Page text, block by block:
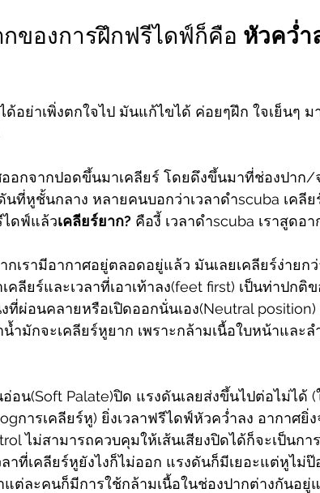
ของการฝึกฟรีไดฟ์ก็คือ หัวคว่ำ
ด้อย่าเพิ่งตกใจไป มันแก้ไขได้ ค่อยๆฝึก ใจเย็นๆ ม
ศออกจากปอดขึ้นมาเคลียร์ โดยดึงขึ้นมาที่ช่องปาก
นที่หูชั้นกลาง หลายคนบอกว่าเวลาดำscuba เคลี
ดฟ์แล้วเคลียร์ยาก? คืองี้ เวลาดำscuba เราสูดอ
เรามีอากาศอยู่ตลอดอยู่แล้ว มันเลยเคลียร์ง่ายกว่
ลียร์และเวลาที่เอาเท้าลง(feet first) เป็นท่าปกติข
ผ่อนคลายหรือเปิดออกนั่นเอง(Neutral position)
น้ำมักจะเคลียร์หูยาก เพราะกล้ามเนื้อใบหน้าและล
น(Soft Palate)ปิด แรงดันเลยส่งขึ้นไปต่อไม่ได้ (
การเคลียร์หู) ยิ่งเวลาฟรีไดฟ์หัวคว่ำลง อากาศยิ่ง
ไม่สามารถควบคุมให้เส้นเสียงปิดได้ก็จะเป็นกา
าที่เคลียร์หูยังไงก็ไม่ออก แรงดันก็มีเยอะแต่หูไม่ป๊
แต่ละคนก็มีการใช้กล้ามเนื้อในช่องปากต่างกันอ